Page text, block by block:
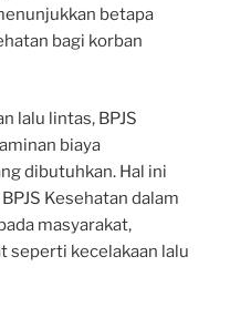
betapa
bagi korban
lalu lintas, BPJS
biaya
dibutuhkan. Hal ini
Kesehatan dalam
masyarakat,
seperti kecelakaan lalu